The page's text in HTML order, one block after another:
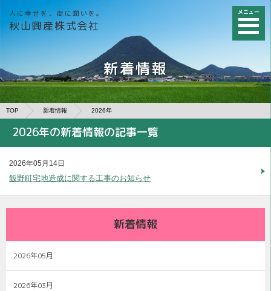
人に幸せを、街に潤いを。
秋山興産株式会社
メニュー
新着情報
TOP 新着情報 2026年
2026年の新着情報の記事一覧
2026年05月14日
飯野町宅地造成に関する工事のお知らせ
新着情報
2026年05月
2026年03月